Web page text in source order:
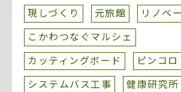
現しづくり
元旅館
リノベ
こかわつなぐマルシェ
カッティングボード
ピンコロ
システムバス工事
健康研究所